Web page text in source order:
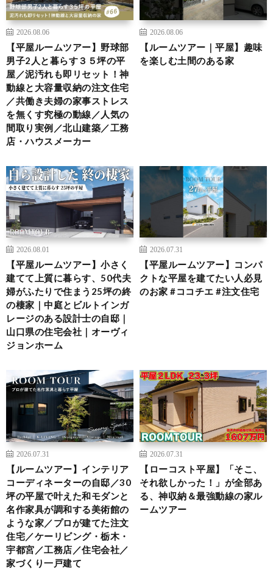
2026.08.06
【平屋ルームツアー】野球部
男子2人と暮らす３５坪の平
屋／泥汚れも即リセット！神
動線と大容量収納の注文住宅
／共働き夫婦の家事ストレス
を無くす究極の動線／人気の
間取り実例／北山建築／工務
店・ハウスメーカー
2026.08.06
【ルームツアー｜平屋】趣味
を楽しむ土間のある家
2026.08.01
【平屋ルームツアー】小さく
建てて上質に暮らす、50代夫
婦がふたりで住まう25坪の終
の棲家｜中庭とビルトインガ
レージのある設計士の自邸｜
山口県の住宅会社｜オーヴィ
ジョンホーム
2026.07.31
【平屋ルームツアー】コンパ
クトな平屋を建てたい人必見
のお家 #ココチエ #注文住宅
2026.07.31
【ルームツアー】インテリア
コーディネーターの自邸／30
坪の平屋で叶えた和モダンと
名作家具が調和する美術館の
ような家／プロが建てた注文
住宅／ケーリビング・栃木・
宇都宮／工務店／住宅会社／
家づくり一戸建て
2026.07.31
【ローコスト平屋】「そこ、
それ欲しかった！」が全部あ
る、神収納＆最強動線の家ル
ームツアー